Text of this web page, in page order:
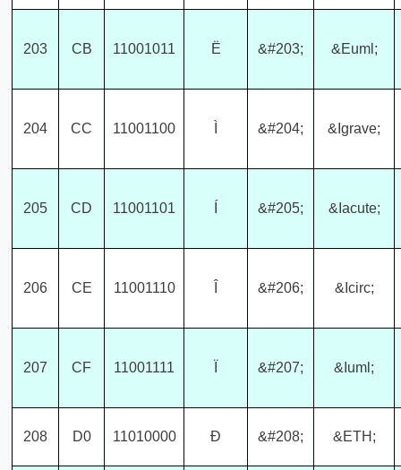
203 CB 11001011 Ë &#203; &Euml;
204 CC 11001100 &#204; &Igrave;
205 CD 11001101 &#205; &Iacute;
206 CE 11001110 &#206; &Icirc;
207 CF 11001111 &#207; &Iuml;
208 D0 11010000 Ð &#208; &ETH;